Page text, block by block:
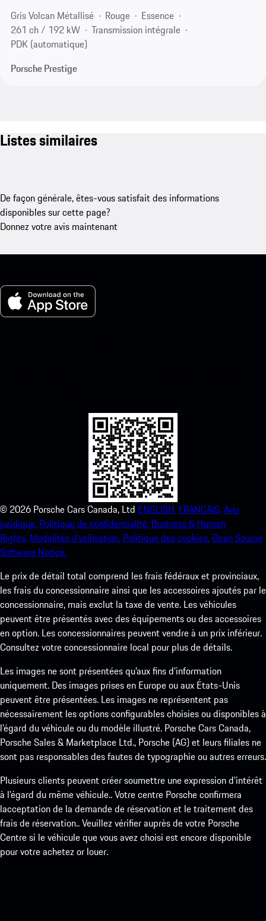
Gris Volcan Métallisé
Rouge
Essence
261 ch / 192 kW
Transmission intégrale
PDK (automatique)
Porsche Prestige
Listes similaires
De façon générale, êtes-vous satisfait des informations
disponibles sur cette page?
Donnez votre avis maintenant
© 2026 Porsche Cars Canada, Ltd ENGLISH. FRANCAIS.Avis
juridique. Politique de confidentialité. Business & Human
Rights. Modalités d’utilisation. Politique des cookies.Open Source
Software Notice.
Le prix de détail total comprend les frais fédéraux et provinciaux,
les frais du concessionnaire ainsi que les accessoires ajoutés par le
concessionnaire, mais exclut la taxe de vente. Les véhicules
peuvent être présentés avec des équipements ou des accessoires
en option. Les concessionnaires peuvent vendre à un prix inférieur.
Consultez votre concessionnaire local pour plus de détails.
Les images ne sont présentées qu’aux fins d’information
uniquement. Des images prises en Europe ou aux États-Unis
peuvent être présentées. Les images ne représentent pas
nécessairement les options configurables choisies ou disponibles à
l’égard du véhicule ou du modèle illustré. Porsche Cars Canada,
Porsche Sales & Marketplace Ltd., Porsche (AG) et leurs filiales ne
sont pas responsables des fautes de typographie ou autres erreurs.
Plusieurs clients peuvent créer soumettre une expression d’intérêt
à l’égard du même véhicule.. Votre centre Porsche confirmera
lacceptation de la demande de réservation et le traitement des
frais de réservation.. Veuillez vérifier auprès de votre Porsche
Centre si le véhicule que vous avez choisi est encore disponible
pour votre achetez or louer.